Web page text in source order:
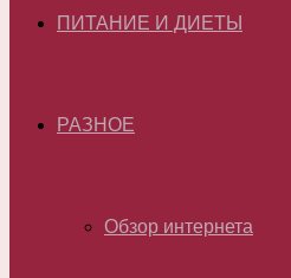
ПИТАНИЕ И ДИЕТЫ
РАЗНОЕ
Обзор интернета